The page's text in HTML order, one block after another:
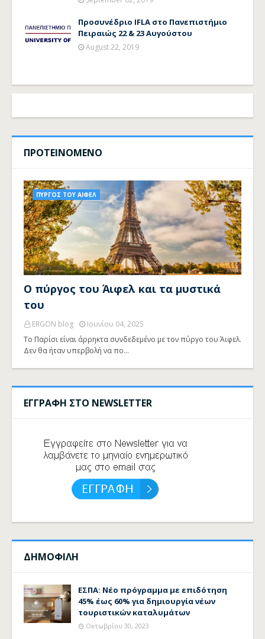
Προσυνέδριο IFLA στο Πανεπιστήμιο
Πειραιώς 22 & 23 Αυγούστου
August 22, 2019
ΠΡΟΤΕΙΝΟΜΕΝΟ
ΠΥΡΓΟΣ ΤΟΥ ΑΙΦΕΛ
Ο πύργος του Άιφελ και τα μυστικά
του
ERGON blog
Ιουνίου 04, 2025
Το Παρίσι είναι άρρηκτα συνδεδεμένο με τον πύργο του Άιφελ.
Δεν θα ήταν υπερβολή να πο…
ΕΓΓΡΑΦΗ ΣΤΟ NEWSLETTER
ΔΗΜΟΦΙΛΗ
ΕΣΠΑ: Νέο πρόγραμμα με επιδότηση
45% έως 60% για δημιουργία νέων
τουριστικών καταλυμάτων
Οκτωβρίου 30, 2023